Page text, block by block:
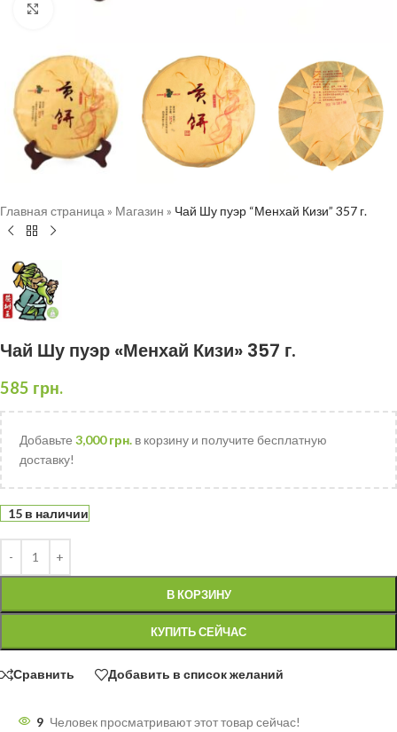
Главная страница » Магазин » Чай Шу пуэр “Менхай Кизи” 357 г.
Чай Шу пуэр «Менхай Кизи» 357 г.
585 грн.
Добавьте 3,000грн. в корзину и получите бесплатную
доставку!
15 в наличии
В КОРЗИНУ
КУПИТЬ СЕЙЧАС
Сравнить Добавить в список желаний
9 Человек просматривают этот товар сейчас!